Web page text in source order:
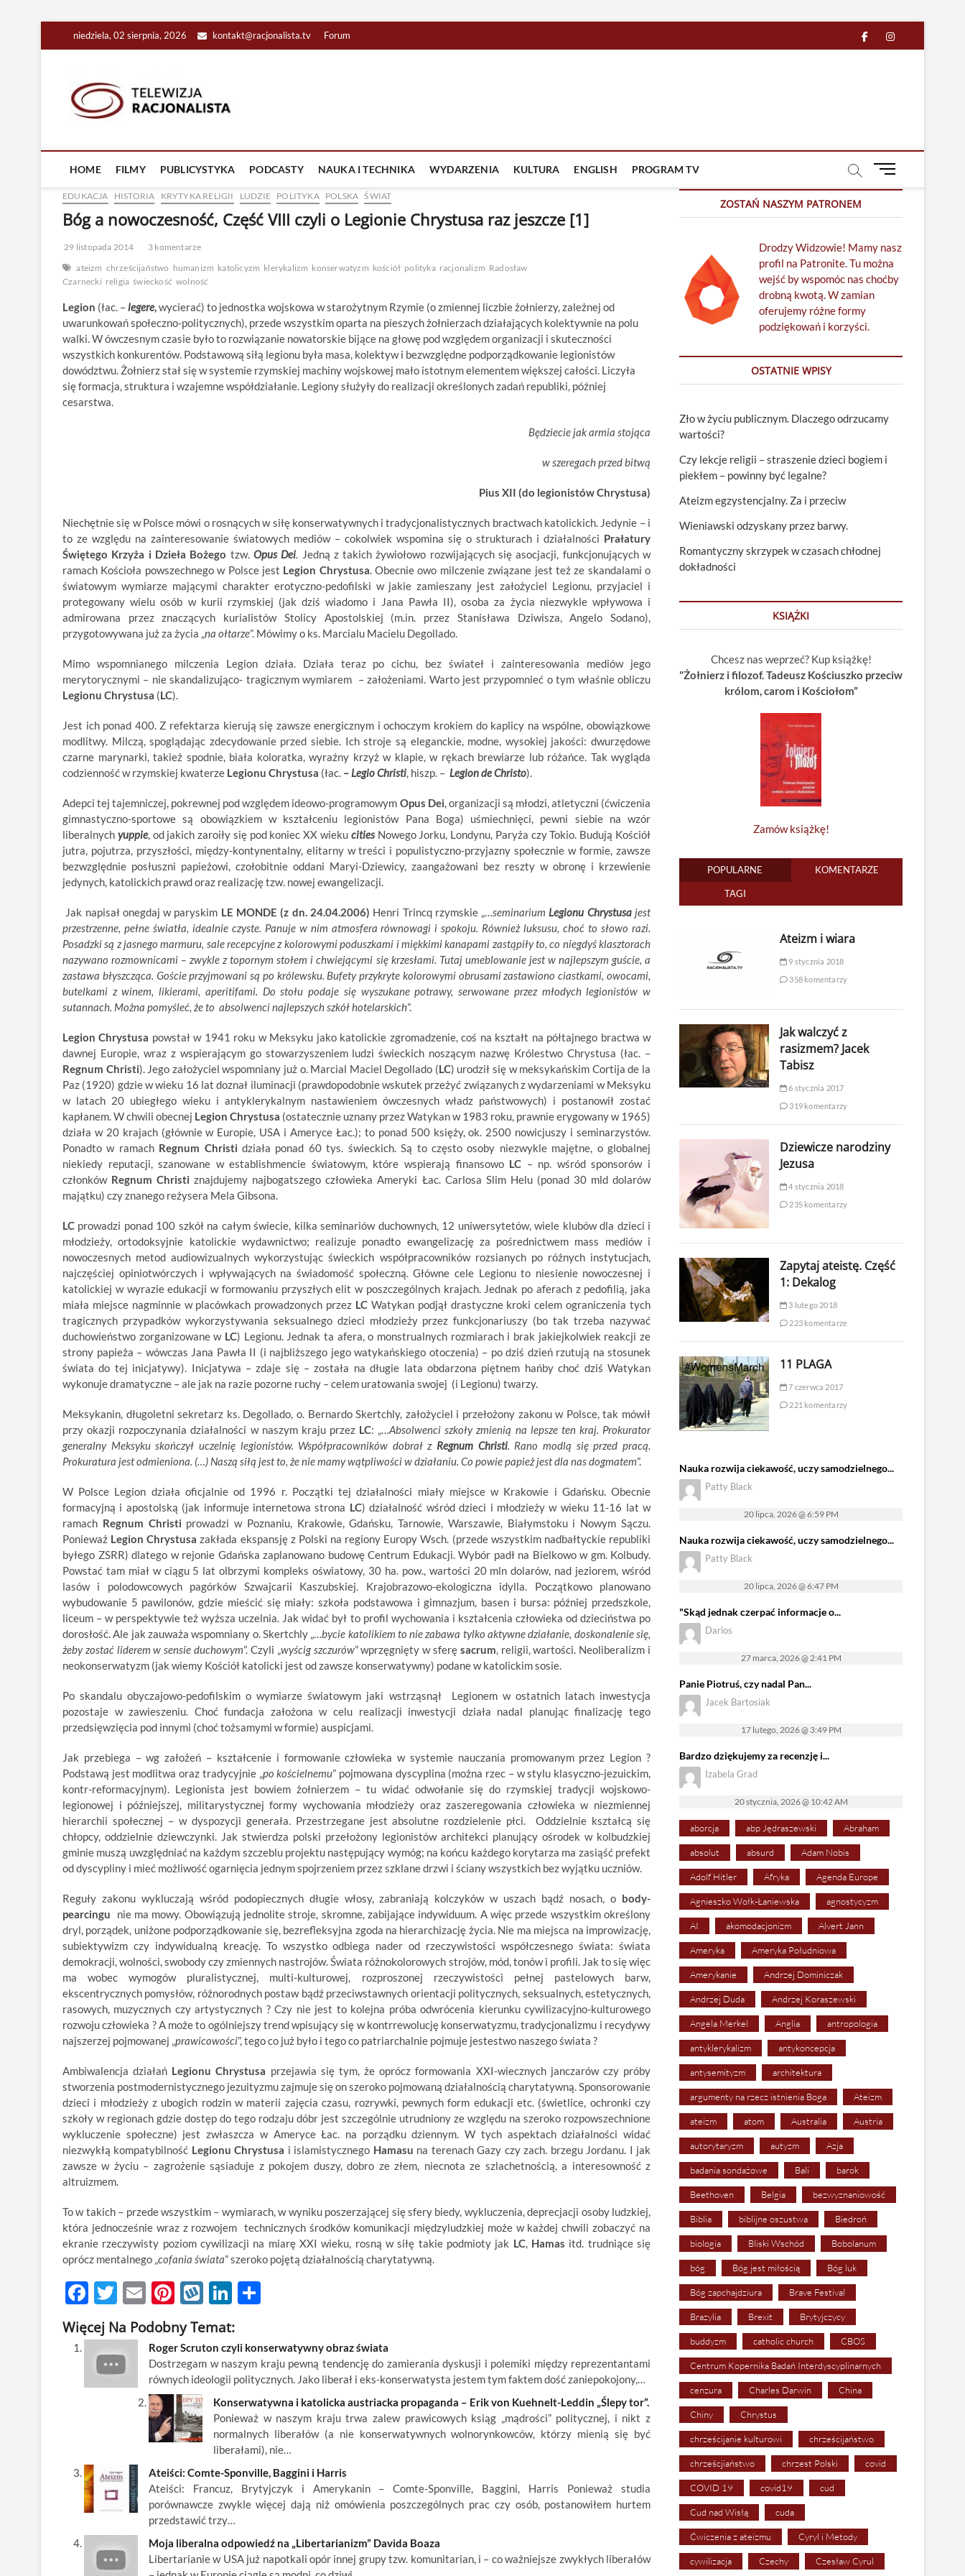
niedziela, 02 sierpnia, 2026 kontakt@racjonalista.tv Forum facebook
in
HOME FILMY PUBLICYSTYKA PODCASTY NAUKA I TECHNIKA WYDARZENIA KULTURA ENGLISH PROGRAM TV
M
u
u
t
t
EDUKACJA HISTORIA KRYTYKA RELIGII LUDZIE POLITYKA POLSKA ŚWIAT
Bóg a nowoczesność, Część VIII czyli o Legionie Chrystusa raz jeszcze [1]
29 listopada 2014
3 komentarze
ateizm chrześcijaństwo humanizm katolicyzm klerykalizm konserwatyzm kościół polityka racjonalizm Radosław
Czarnecki religia świeckość wolność
Legion (łac. –legere,wycierać) to jednostka wojskowa w starożytnym Rzymie (o zmiennej liczbie żołnierzy, zależnej od
uwarunkowań społeczno-politycznych), przede wszystkim oparta na pieszych żołnierzach działających kolektywnie na polu
walki. W ówczesnym czasie było to rozwiązanie nowatorskie bijące na głowę pod względem organizacji i skuteczności
wszystkich konkurentów. Podstawową siłą legionu była masa, kolektyw i bezwzględne podporządkowanie legionistów
dowództwu. Żołnierz stał się w systemie rzymskiej machiny wojskowej mało istotnym elementem większej całości. Liczyła
się formacja, struktura i wzajemne współdziałanie. Legiony służyłydo realizacji określonych zadań republiki, później
cesarstwa.
Będziecie jak armia stojąca
w szeregach przed bitwą
Pius XII (do legionistów Chrystusa)
Niechętnie się w Polsce mówi o rosnących w siłę konserwatywnych i tradycjonalistycznych bractwach katolickich. Jedynie – i
to ze względu na zainteresowanie światowych mediów – cokolwiek wspomina się o strukturach i działalności Prałatury
Świętego Krzyża i Dzieła Bożego tzw. Opus Dei. Jedną z takich żywiołowo rozwijających się asocjacji, funkcjonujących w
ramach Kościoła powszechnego w Polsce jest Legion Chrystusa. Obecnie owo milczenie związane jest też ze skandalami o
światowym wymiarze mającymi charakter erotyczno-pedofilski w jakie zamieszany jest założyciel Legionu, przyjaciel i
protegowany wielu osób w kurii rzymskiej (jak dziś wiadomo i Jana Pawła II), osoba za życia niezwykle wpływowa i
admirowana przez znaczących kurialistów Stolicy Apostolskiej (m.in. przez Stanisława Dziwisza, Angelo Sodano),
przygotowywana już za życia „na ołtarze”. Mówimy o ks. Marcialu Macielu Degollado.
Mimo wspomnianego milczenia Legion działa. Działa teraz po cichu, bez świateł i zainteresowania mediów jego
merytorycznymi – nie skandalizująco- tragicznym wymiarem – założeniami. Warto jest przypomnieć o tym właśnie obliczu
Legionu Chrystusa (LC).
Jest ich ponad 400. Z refektarza kierują się zawsze energicznym i ochoczym krokiem do kaplicy na wspólne, obowiązkowe
modlitwy. Milczą, spoglądając zdecydowanie przed siebie. Ich stroje są eleganckie, modne, wysokiej jakości: dwurzędowe
czarne marynarki, takież spodnie, biała koloratka, wyraźny krzyż w klapie, w rękach brewiarze lub różańce. Tak wygląda
codzienność w rzymskiej kwaterze Legionu Chrystusa (łac. – Legio Christi, hiszp. – Legion de Christo).
Adepci tej tajemniczej, pokrewnej pod względem ideowo-programowym Opus Dei, organizacji są młodzi, atletyczni (ćwiczenia
gimnastyczno-sportowe są obowiązkiem w kształceniu legionistów Pana Boga) uśmiechnięci, pewni siebie na wzór
liberalnych yuppie, od jakich zaroiły się pod koniec XX wieku citiesNowego Jorku, Londynu, Paryża czy Tokio. Budują Kościół
jutra, pojutrza, przyszłości, między-kontynentalny, elitarny w treści i populistyczno-przyjazny społecznie w formie, zawsze
bezwzględnie posłuszni papieżowi, czołobitnie oddani Maryi-Dziewicy, zaangażowani bez reszty w obronę i krzewienie
jedynych, katolickich prawd oraz realizację tzw. nowej ewangelizacji.
Jak napisał onegdaj w paryskim LE MONDE (z dn. 24.04.2006) Henri Trincq rzymskie „…seminariumLegionu Chrystusajest
przestrzenne, pełne światła, idealnie czyste. Panuje w nim atmosfera równowagi i spokoju. Również luksusu, choć to słowo razi.
Posadzki są z jasnego marmuru, sale recepcyjne z kolorowymi poduszkami i miękkimi kanapami zastąpiły to, co niegdyś klasztorach
nazywano rozmownicami – zwykle z topornym stołem i chwiejącymi się krzesłami. Tutaj umeblowanie jest w najlepszym guście, a
zastawa błyszcząca. Goście przyjmowani są po królewsku. Bufety przykryte kolorowymi obrusami zastawiono ciastkami, owocami,
butelkami z winem, likierami, aperitifami. Do stołu podaje się wyszukane potrawy, serwowane przez młodych legionistów w
sutannach. Można pomyśleć, że to absolwenci najlepszych szkół hotelarskich”.
Legion Chrystusa powstał w 1941 roku w Meksyku jako katolickie zgromadzenie, coś na kształt na półtajnego bractwa w
dawnej Europie, wraz z wspierającym go stowarzyszeniem ludzi świeckich noszącym nazwę Królestwo Chrystusa (łac. –
Regnum Christi). Jego założyciel wspomniany już o. Marcial Maciel Degollado (LC) urodził się w meksykańskim Cortija de la
Paz (1920) gdzie w wieku 16 lat doznał iluminacji (prawdopodobnie wskutek przeżyć związanych z wydarzeniami w Meksyku
w latach 20 ubiegłego wieku i antyklerykalnym nastawieniem ówczesnych władz państwowych) i postanowił zostać
kapłanem. W chwili obecnej Legion Chrystusa (ostatecznie uznany przez Watykan w 1983 roku, prawnie erygowany w 1965)
działa w 20 krajach (głównie w Europie, USA i Ameryce Łac.); to ponad 500 księży, ok. 2500 nowicjuszy i seminarzystów.
Ponadto w ramach Regnum Christi działa ponad 60 tys. świeckich. Są to często osoby niezwykle majętne, o globalnej
niekiedy reputacji, szanowane w establishmencie światowym, które wspierają finansowo LC – np. wśród sponsorów i
członków Regnum Christi znajdujemy najbogatszego człowieka Ameryki Łac. Carlosa Slim Helu (ponad 30 mld dolarów
majątku) czy znanego reżysera Mela Gibsona.
LC prowadzi ponad 100 szkół na całym świecie, kilka seminariów duchownych, 12 uniwersytetów, wiele klubów dla dzieci i
młodzieży, ortodoksyjnie katolickie wydawnictwo; realizuje ponadto ewangelizację za pośrednictwem mass mediów i
nowoczesnych metod audiowizualnych wykorzystując świeckich współpracowników rozsianych po różnych instytucjach,
najczęściej opiniotwórczych i wpływających na świadomość społeczną. Główne cele Legionu to niesienie nowoczesnej i
katolickiej w wyrazie edukacji w formowaniu przyszłych elit w poszczególnych krajach. Jednak po aferach z pedofilią, jaka
miała miejsce nagminnie w placówkach prowadzonych przez LC Watykan podjął drastyczne kroki celem ograniczenia tych
tragicznych przypadków wykorzystywania seksualnego dzieci młodzieży przez funkcjonariuszy (bo tak trzeba nazywać
duchowieństwo zorganizowane w LC) Legionu. Jednak ta afera, o monstrualnych rozmiarach i brak jakiejkolwiek reakcji ze
strony papieża – wówczas Jana Pawła II (i najbliższego jego watykańskiego otoczenia) – po dziś dzień rzutują na stosunek
świata do tej inicjatywy). Inicjatywa – zdaje się – została na długie lata obdarzona piętnem hańby choć dziś Watykan
wykonuje dramatyczne – ale jak na razie pozorne ruchy – celem uratowania swojej (i Legionu) twarzy.
Meksykanin, długoletni sekretarz ks. Degollado, o. Bernardo Skertchly, założyciel i przełożony zakonu w Polsce, tak mówił
przy okazji rozpoczynania działalności w naszym kraju przez LC: „…Absolwenci szkoły zmienią na lepsze ten kraj. Prokurator
generalny Meksyku skończył uczelnię legionistów. Współpracowników dobrał z Regnum Christi. Rano modlą się przed pracą.
Prokuratura jest odmieniona. (…) Naszą siłą jest to, że nie mamy wątpliwości w działaniu. Co powie papież jest dla nas dogmatem”.
W Polsce Legion działa oficjalnie od 1996 r. Początki tej działalności miały miejsce w Krakowie i Gdańsku. Obecnie
formacyjną i apostolską (jak informuje internetowa strona LC) działalność wśród dzieci i młodzieży w wieku 11-16 lat w
ramach Regnum Christi prowadzi w Poznaniu, Krakowie, Gdańsku, Tarnowie, Warszawie, Białymstoku i Nowym Sączu.
Ponieważ Legion Chrystusa zakłada ekspansję z Polski na regiony Europy Wsch. (przede wszystkim nadbałtyckie republiki
byłego ZSRR) dlatego w rejonie Gdańska zaplanowano budowę Centrum Edukacji. Wybór padł na Bielkowo w gm. Kolbudy.
Powstać tam miał w ciągu 5 lat olbrzymi kompleks oświatowy, 30 ha. pow., wartości 20 mln dolarów, nad jeziorem, wśród
lasów i polodowcowych pagórków Szwajcarii Kaszubskiej. Krajobrazowo-ekologiczna idylla. Początkowo planowano
wybudowanie 5 pawilonów, gdzie mieścić się miały: szkoła podstawowa i gimnazjum, basen i bursa: później przedszkole,
liceum – w perspektywie też wyższa uczelnia. Jak widać był to profil wychowania i kształcenia człowieka od dzieciństwa po
dorosłość. Ale jak zauważa wspomniany o. Skertchly „…bycie katolikiem to nie zabawa tylko aktywne działanie, doskonalenie się,
żeby zostać liderem w sensie duchowym”. Czyli „wyścig szczurów” wprzęgnięty w sferę sacrum, religii, wartości. Neoliberalizm i
neokonserwatyzm (jak wiemy Kościół katolicki jest od zawsze konserwatywny) podane w katolickim sosie.
Po skandalu obyczajowo-pedofilskim o wymiarze światowym jaki wstrząsnął Legionem w ostatnich latach inwestycja
pozostaje w zawieszeniu. Choć fundacja założona w celu realizacji inwestycji działa nadal planując finalizację tego
przedsięwzięcia pod innymi (choć tożsamymi w formie) auspicjami.
Jak przebiega – wg założeń – kształcenie i formowanie człowieka w systemie nauczania promowanym przez Legion ?
Podstawą jest modlitwa oraz tradycyjnie „po kościelnemu” pojmowana dyscyplina (można rzec – w stylu klasyczno-jezuickim,
kontr-reformacyjnym). Legionista jest bowiem żołnierzem – tu widać odwołanie się do rzymskiej tradycji wojskowo-
legionowej i późniejszej, militarystycznej formy wychowania młodzieży oraz zaszeregowania człowieka w niezmiennej
hierarchii społecznej – w dyspozycji generała. Przestrzegane jest absolutne rozdzielenie płci. Oddzielnie kształcą się
chłopcy, oddzielnie dziewczynki. Jak stwierdza polski przełożony legionistów architekci planujący ośrodek w kolbudzkiej
gminie muszą uwzględniać na każdym szczeblu projektu następujący wymóg; na końcu każdego korytarza ma zasiąść prefekt
od dyscypliny i mieć możliwość ogarnięcia jednym spojrzeniem przez szklane drzwi i ściany wszystkich bez wyjątku uczniów.
Reguły zakonu wykluczają wśród podopiecznych długie włosy, zabraniają kolczyków w uszach bądź nosach, o body-
pearcingu nie ma mowy. Obowiązują jednolite stroje, skromne, zabijające indywiduum. A więc przede wszystkim określony
dryl, porządek, uniżone podporządkowanie się, bezrefleksyjna zgoda na hierarchizację życia. Nie ma miejsca na improwizację,
subiektywizm czy indywidualną kreację. To wszystko odbiega nader od rzeczywistości współczesnego świata: świata
demokracji, wolności, swobody czy zmiennych nastrojów. Świata różnokolorowych strojów, mód, tonów i profili. Jak to się więc
ma wobec wymogów pluralistycznej, multi-kulturowej, rozproszonej rzeczywistości pełnej pastelowych barw,
ekscentrycznych pomysłów, różnorodnych postaw bądź przeciwstawnych orientacji politycznych, seksualnych, estetycznych,
rasowych, muzycznych czy artystycznych ? Czy nie jest to kolejna próba odwrócenia kierunku cywilizacyjno-kulturowego
rozwoju człowieka ? A może to ogólniejszy trend wpisujący się w kontrrewolucję konserwatyzmu, tradycjonalizmu i recydywy
najszerzej pojmowanej „prawicowości”, tego co już było i tego co patriarchalnie pojmuje jestestwo naszego świata ?
Ambiwalencja działań Legionu Chrystusa przejawia się tym, że oprócz formowania XXI-wiecznych janczarów czy próby
stworzenia postmodernistycznego jezuityzmu zajmuje się on szeroko pojmowaną działalnością charytatywną. Sponsorowanie
dzieci i młodzieży z ubogich rodzin w materii zajęcia czasu, rozrywki, pewnych form edukacji etc. (świetlice, ochronki czy
szkoły w regionach gdzie dostęp do tego rodzaju dóbr jest szczególnie utrudniony ze względu na szeroko rozpowszechnione
wykluczenie społeczne) jest zwłaszcza w Ameryce Łac. na porządku dziennym. W tych aspektach działalności widać
niezwykłą kompatybilność Legionu Chrystusa i islamistycznego Hamasu na terenach Gazy czy zach. brzegu Jordanu. I jak
zawsze w życiu – zagrożenie sąsiaduje z pokojem duszy, dobro ze złem, niecnota ze szlachetnością, a interesowność z
altruizmem.
To w takich – przede wszystkim – wymiarach, w wyniku poszerzającej się sfery biedy, wykluczenia, deprecjacji osoby ludzkiej,
która jednocześnie wraz z rozwojem technicznych środków komunikacji międzyludzkiej może w każdej chwili zobaczyć na
ekranie rzeczywisty poziom cywilizacji na miarę XXI wieku, rosną w siłę takie podmioty jak LC, Hamas itd. trudniące się
oprócz mentalnego „cofania świata” szeroko pojętą działalnością charytatywną.
F
ac
e
b
o
T
w
itt
er
E
m
ail
Pi
nt
er
es
t
W
k
o
p
Li
k
e
dI
n
ar
e
Więcej Na Podobny Temat:
Roger Scruton czyli konserwatywny obraz świata
Dostrzegam w naszym kraju pewną tendencję do zamierania dyskusji i polemiki między reprezentantami
równych ideologii politycznych. Jako liberał i eks-konserwatysta jestem tym faktem dość zaniepokojony,…
Konserwatywna i katolicka austriacka propaganda – Erik von Kuehnelt-Leddin „Ślepy tor”.
Ponieważ w naszym kraju trwa zalew prawicowych ksiąg „mądrości” politycznej, i nikt z
normalnych liberałów (a nie konserwatywnych wolnorynkowców, którzy mienią się być
liberałami), nie…
Ateiści: Comte-Sponville, Baggini i Harris
Ateiści: Francuz, Brytyjczyk i Amerykanin – Comte-Sponville, Baggini, Harris Ponieważ studia
porównawcze zwykle więcej dają niż omówienia poszczególnych prac czy osób, postanowiłem hurtem
przedstawić trzy…
Moja liberalna odpowiedź na „Libertarianizm” Davida Boaza
Libertarianie w USA już napotkali opór innej grupy tzw. komunitarian, i – co ważniejsze zwykłych liberałów
ZOSTAŃ NASZYM PATRONEM
Drodzy Widzowie! Mamy nasz
profil na Patronite. Tu można
wejść by wspomóc nas choćby
drobną kwotą. W zamian
oferujemy różne formy
podziękowań i korzyści.
OSTATNIE WPISY
Zło w życiu publicznym. Dlaczego odrzucamy
wartości?
Czy lekcje religii – straszenie dzieci bogiem i
piekłem – powinny być legalne?
Ateizm egzystencjalny. Za i przeciw
Wieniawski odzyskany przez barwy.
Romantyczny skrzypek w czasach chłodnej
dokładności
KSIĄŻKI
Chcesz nas weprzeć? Kup książkę!
"Żołnierz i filozof. Tadeusz Kościuszko przeciw
królom, carom i Kościołom”
Zamów książkę!
POPULARNE KOMENTARZE
TAGI
Ateizm i wiara
9 stycznia 2018
358 komentarzy
Jak walczyć z
rasizmem? Jacek
Tabisz
6 stycznia 2017
319 komentarzy
Dziewicze narodziny
Jezusa
4 stycznia 2018
235 komentarzy
Zapytaj ateistę. Część
1: Dekalog
3 lutego 2018
223 komentarze
11 PLAGA
7 czerwca 2017
221 komentarzy
Nauka rozwija ciekawość, uczy samodzielnego...
Patty Black
20 lipca, 2026 @ 6:59 PM
Nauka rozwija ciekawość, uczy samodzielnego...
Patty Black
20 lipca, 2026 @ 6:47 PM
"Skąd jednak czerpać informacje o...
Darios
27 marca, 2026 @ 2:41 PM
Panie Piotruś, czy nadal Pan...
Jacek Bartosiak
17 lutego, 2026 @ 3:49 PM
Bardzo dziękujemy za recenzję i...
Izabela Grad
20 stycznia, 2026 @ 10:42 AM
aborcja abp Jędraszewski Abraham
absolut absurd Adam Nobis
Adolf Hitler Afryka Agenda Europe
Agnieszko Wołk-Łaniewska agnostycyzm
AI akomodacjonizm Alvert Jann
Ameryka Ameryka Południowa
Amerykanie Andrzej Dominiczak
Andrzej Duda Andrzej Koraszewski
Angela Merkel Anglia antropologia
antyklerykalizm antykoncepcja
antysemityzm architektura
argumenty na rzecz istnienia Boga Ateizm
ateizm atom Australia Austria
autorytaryzm autyzm Azja
badania sondażowe Bali barok
Beethoven Belgia bezwyznaniowość
Biblia biblijne oszustwa Biedroń
biologia Bliski Wschód Bobolanum
bóg Bóg jest miłością Bóg luk
Bóg zapchajdziura Brave Festival
Brazylia Brexit Brytyjczycy
buddyzm catholic church CBOS
Centrum Kopernika Badań Interdyscyplinarnych
cenzura Charles Darwin China
Chiny Chrystus
chrześcijanie kulturowi chrześcijaństwo
chrześcjiaństwo chrzest Polski covid
COVID 19 covid19 cud
Cud nad Wisłą cuda
Ćwiczenia z ateizmu Cyryl i Metody
cywilizacja Czechy Czesław Cyrul